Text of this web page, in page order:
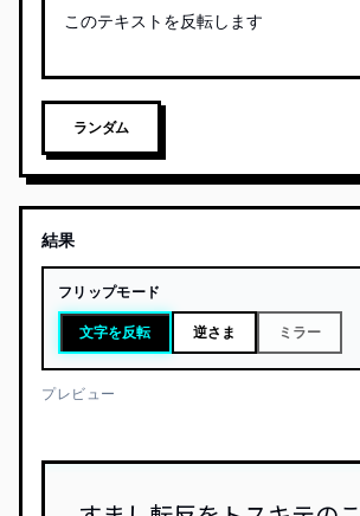
ランダム
結果
フリップモード
文字を反転
逆さま ミラー
プレビュー